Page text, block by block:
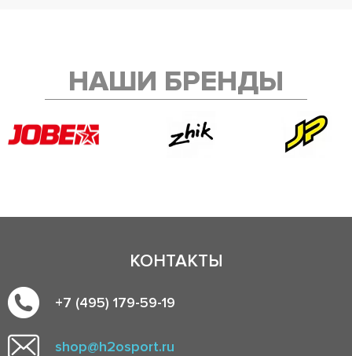
НАШИ БРЕНДЫ
КОНТАКТЫ
+7 (495) 179-59-19
shop@h2osport.ru